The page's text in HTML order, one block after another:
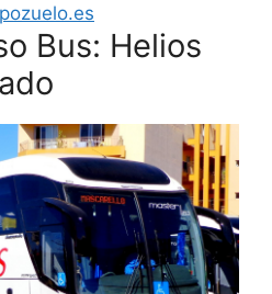
Bus: Helios